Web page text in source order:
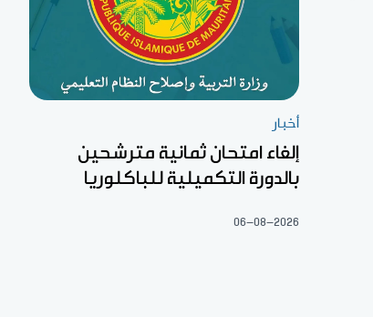
أخبار
إلغاء امتحان ثمانية مترشحين
بالدورة التكميلية للباكلوريا
06-08-2026